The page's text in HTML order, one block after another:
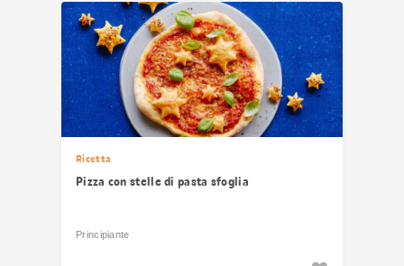
Ricetta
Pizza con stelle di pasta sfoglia
Principiante